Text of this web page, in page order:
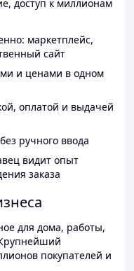
доступ к миллионам
маркетплейс,
сайт
и ценами в одном
оплатой и выдачей
ручного ввода
видит опыт
заказа
для дома, работы,
покупателей и